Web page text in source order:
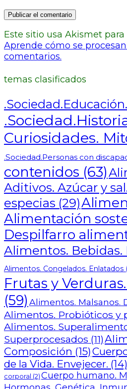
Este sitio usa Akismet
Aprende cómo se
comentarios.
temas clasificados
Curiosidades.
.Sociedad.Personas con
contenidos (63)
Aditivos. Azúcar y
especias (29)
Alimentación
Despilfarro
Alimentos. Bebidas.
Alimentos. Congelados. Enlatados
Frutas y
(59) Alimentos. Malsanos.
Alimentos. Probióticos y
Alimentos.
Superprocesados (11)
Composición (15)
de la Vida. Envejecer. (14)
corporal (2) Cuerpo humano.